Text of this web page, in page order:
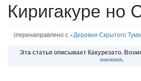
Киригакуре но
(перенаправлено с «Деревня Скрытого
Эта статья описываетКакурезато.
значения.